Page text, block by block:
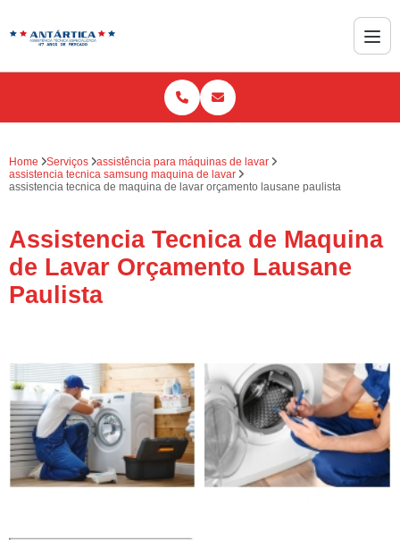
Home Serviços
assistência para máquinas de lavar
assistencia tecnica samsung maquina de lavar
assistencia tecnica de maquina de lavar orçamento lausane paulista
Assistencia Tecnica de Maquina
de Lavar Orçamento Lausane
Paulista